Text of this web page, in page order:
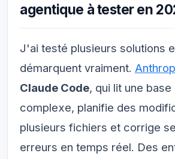
agentique à tester en
J'ai testé plusieurs solutions
démarquent vraiment.
Claude Code, qui lit une
complexe, planifie des
plusieurs fichiers et corrige
erreurs en temps réel. Des